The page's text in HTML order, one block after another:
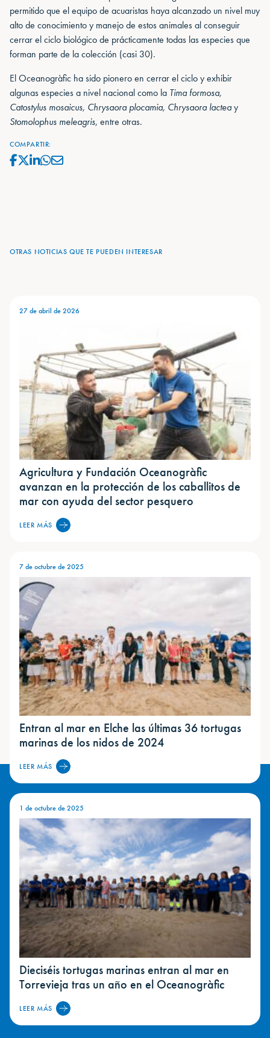
permitido que el equipo de acuaristas haya alcanzado un nivel muy
alto de conocimiento y manejo de estos animales al conseguir
cerrar el ciclo biológico de prácticamente todas las especies que
forman parte de la colección (casi 30).
El Oceanogràfic ha sido pionero en cerrar el ciclo y exhibir
algunas especies a nivel nacional como la Tima formosa,
Catostylus mosaicus, Chrysaora plocamia, Chrysaora lacteay
Stomolophus meleagris, entre otras.
COMPARTIR:
OTRAS NOTICIAS QUE TE PUEDEN INTERESAR
27 de abril de 2026
Agricultura y Fundación Oceanogràfic
avanzan en la protección de los caballitos de
mar con ayuda del sector pesquero
LEER MÁS
7 de octubre de 2025
Entran al mar en Elche las últimas 36 tortugas
marinas de los nidos de 2024
LEER MÁS
1 de octubre de 2025
Dieciséis tortugas marinas entran al mar en
Torrevieja tras un año en el Oceanogràfic
LEER MÁS